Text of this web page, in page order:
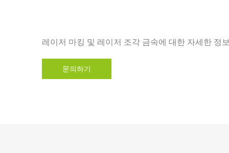
레이저 마킹 및 레이저 조각 금속에 대한 자세한 정
문의하기